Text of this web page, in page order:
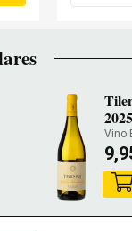
2025
Vino